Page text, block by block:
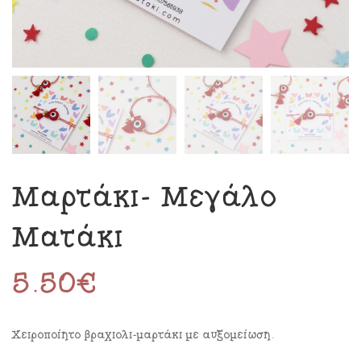
Μαρτάκι- Μεγάλο
Ματάκι
5.50€
Χειροποίητο βραχιόλι-μαρτάκι με αυξομείωση.